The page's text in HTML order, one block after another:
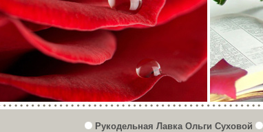
Рукодельная Лавка Ольги Суховой